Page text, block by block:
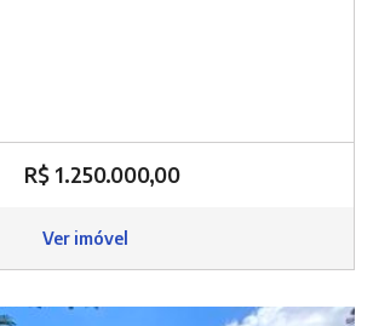
R$ 1.250.000,00
Ver imóvel